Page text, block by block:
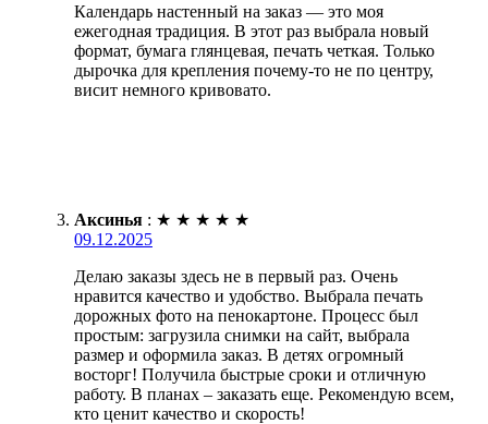
Календарь настенный на заказ — это моя
ежегодная традиция. В этот раз выбрала новый
формат, бумага глянцевая, печать четкая. Только
дырочка для крепления почему-то не по центру,
висит немного кривовато.
Аксинья : ★ ★ ★ ★ ★
09.12.2025
Делаю заказы здесь не в первый раз. Очень
нравится качество и удобство. Выбрала печать
дорожных фото на пенокартоне. Процесс был
простым: загрузила снимки на сайт, выбрала
размер и оформила заказ. В детях огромный
восторг! Получила быстрые сроки и отличную
работу. В планах – заказать еще. Рекомендую всем,
кто ценит качество и скорость!